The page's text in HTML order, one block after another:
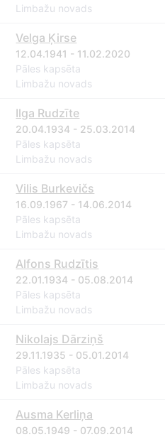
Limbažu novads
Velga Ķirse
12.04.1941 - 11.02.2020
Pāles kapsēta
Limbažu novads
Ilga Rudzīte
20.04.1934 - 25.03.2014
Pāles kapsēta
Limbažu novads
Vilis Burkevičs
16.09.1967 - 14.06.2014
Pāles kapsēta
Limbažu novads
Alfons Rudzītis
22.01.1934 - 05.08.2014
Pāles kapsēta
Limbažu novads
Nikolajs Dārziņš
29.11.1935 - 05.01.2014
Pāles kapsēta
Limbažu novads
Ausma Kerliņa
08.05.1949 - 07.09.2014